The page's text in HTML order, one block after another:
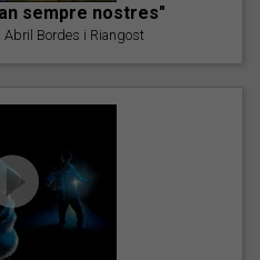
sempre nostres"
Abril Bordes i Riangost